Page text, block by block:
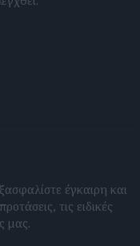
έγκαιρη και
τις ειδικές
μας.